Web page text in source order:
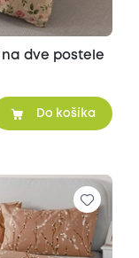
na dve postele
Do košíka